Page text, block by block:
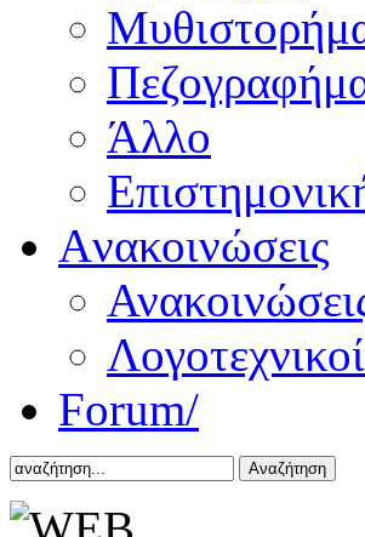
Άλλο
Aνακοινώσεις
Forum/
Αναζήτηση